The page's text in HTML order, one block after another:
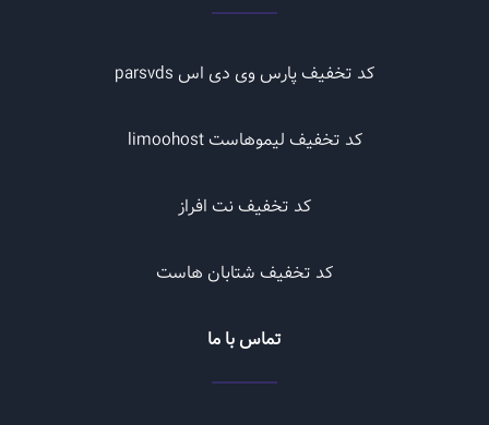
کد تخفیف پارس وی دی اس parsvds
کد تخفیف لیموهاست limoohost
کد تخفیف نت افراز
کد تخفیف شتابان هاست
تماس با ما